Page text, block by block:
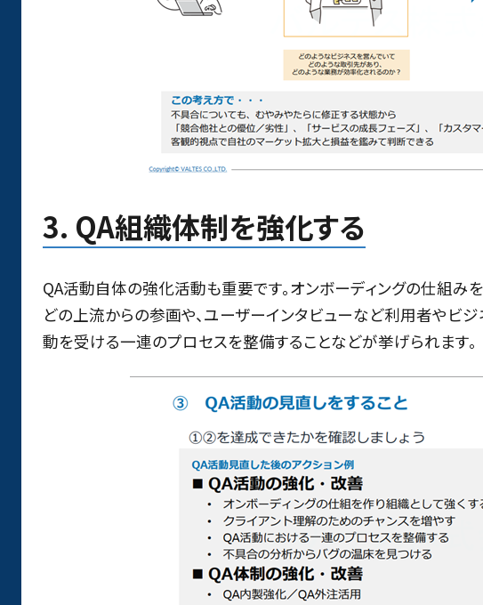
3. QA組織体制を強化する
QA活動自体の強化活動も重要です。オンボーディングの仕組み
どの上流からの参画や、ユーザーインタビューなど利用者やビジ
動を受ける一連のプロセスを整備することなどが挙げられます。